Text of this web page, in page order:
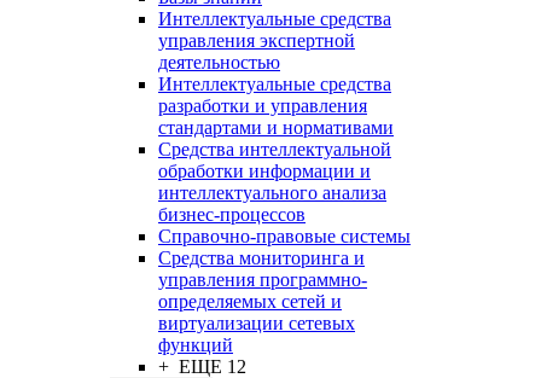
Интеллектуальные средства
управления экспертной
деятельностью
Интеллектуальные средства
разработки и управления
стандартами и нормативами
Средства интеллектуальной
обработки информации и
интеллектуального анализа
бизнес-процессов
Справочно-правовые системы
Средства мониторинга и
управления программно-
определяемых сетей и
виртуализации сетевых
функций
+ ЕЩЕ 12